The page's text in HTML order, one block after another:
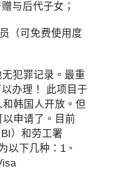
与后代子女；
（可免费使用度
犯罪记录。最重
办理！ 此项目于
韩国人开放。但
申请了。目前
）和劳工署
以下几种：1、